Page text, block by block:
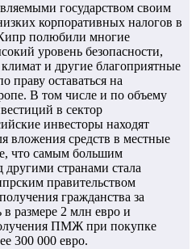
государством своим
корпоративных налогов в
полюбили многие
уровень безопасности,
и другие благоприятные
праву оставаться на
В том числе и по объему
в сектор
инвесторы находят
вложения средств в местные
что самым большим
странами стала
правительством
гражданства за
размере 2 млн евро и
ПМЖ при покупке
300 000 евро.